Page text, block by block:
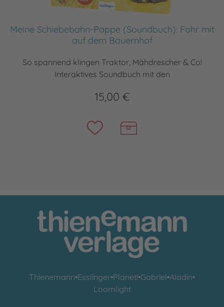
Meine Schiebebahn-Pappe (Soundbuch): Fahr mit
auf dem Bauernhof
So spannend klingen Traktor, Mähdrescher & Co!
Interaktives Soundbuch mit den
15,00 €
Thienemann•Esslinger•Planet!•Gabriel•Aladin•
Loomlight